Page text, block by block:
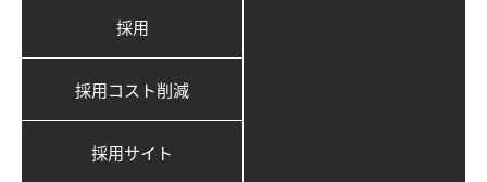
採用
採用コスト削減
採用サイト